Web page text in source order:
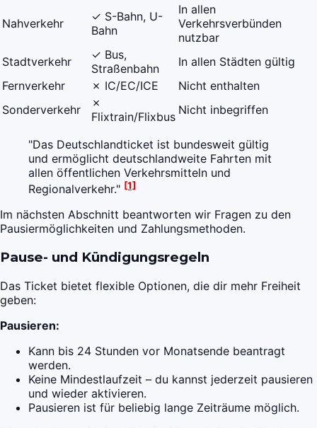
Nahverkehr
✓ S-Bahn, U-
Bahn
In allen
Verkehrsverbünden
nutzbar
Stadtverkehr
✓ Bus,
Straßenbahn
In allen Städten gültig
Fernverkehr
✗ IC/EC/ICE
Nicht enthalten
Sonderverkehr
✗
Flixtrain/Flixbus Nicht inbegriffen
"Das Deutschlandticket ist bundesweit gültig
und ermöglicht deutschlandweite Fahrten mit
allen öffentlichen Verkehrsmitteln und
Regionalverkehr." [1]
Im nächsten Abschnitt beantworten wir Fragen zu den
Pausiermöglichkeiten und Zahlungsmethoden.
Pause- und Kündigungsregeln
Das Ticket bietet flexible Optionen, die dir mehr Freiheit
geben:
Pausieren:
Kann bis 24 Stunden vor Monatsende beantragt
werden.
Keine Mindestlaufzeit – du kannst jederzeit pausieren
und wieder aktivieren.
Pausieren ist für beliebig lange Zeiträume möglich.